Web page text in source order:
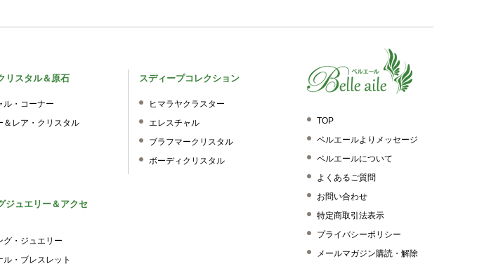
TOP
ベルエールよりメッセージ
ベルエールについて
よくあるご質問
お問い合わせ
特定商取引法表示
プライバシーポリシー
メールマガジン購読・解除
リスタル＆原石
ル・コーナー
＆レア・クリスタル
ジュエリー＆アクセ
グ・ジュエリー
ル・ブレスレット
スディープコレクション
ヒマラヤクラスター
エレスチャル
ブラフマークリスタル
ボーディクリスタル